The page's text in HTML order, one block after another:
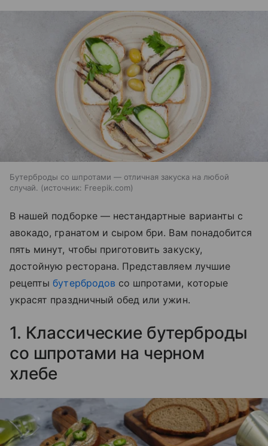
Бутерброды со шпротами — отличная закуска на любой
случай.
источник: Freepik.com
В нашей подборке — нестандартные варианты с
авокадо, гранатом и сыром бри. Вам понадобится
пять минут, чтобы приготовить закуску,
достойную ресторана. Представляем лучшие
рецептыбутербродов со шпротами, которые
украсят праздничный обед или ужин.
1. Классические бутерброды
со шпротами на черном
хлебе